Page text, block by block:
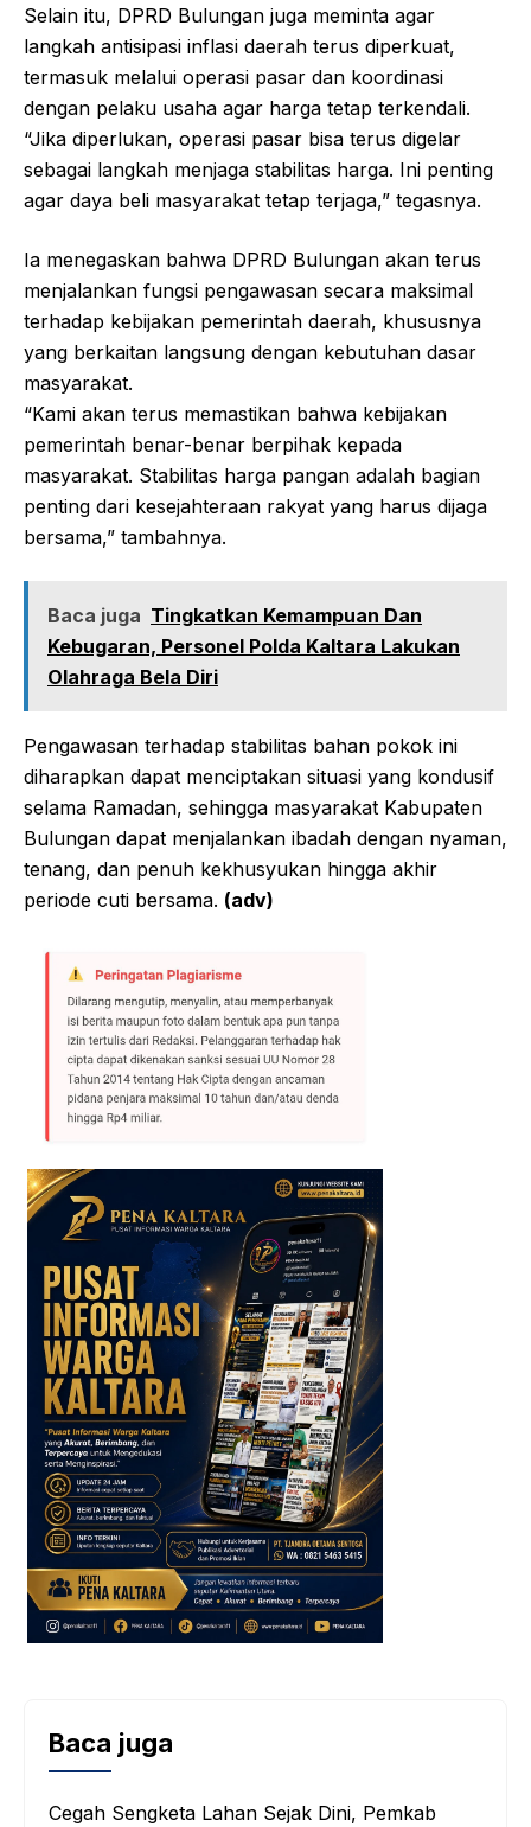
Selain itu, DPRD Bulungan juga meminta agar
langkah antisipasi inflasi daerah terus diperkuat,
termasuk melalui operasi pasar dan koordinasi
dengan pelaku usaha agar harga tetap terkendali.
“Jika diperlukan, operasi pasar bisa terus digelar
sebagai langkah menjaga stabilitas harga. Ini penting
agar daya beli masyarakat tetap terjaga,” tegasnya.
Ia menegaskan bahwa DPRD Bulungan akan terus
menjalankan fungsi pengawasan secara maksimal
terhadap kebijakan pemerintah daerah, khususnya
yang berkaitan langsung dengan kebutuhan dasar
masyarakat.
“Kami akan terus memastikan bahwa kebijakan
pemerintah benar-benar berpihak kepada
masyarakat. Stabilitas harga pangan adalah bagian
penting dari kesejahteraan rakyat yang harus dijaga
bersama,” tambahnya.
Baca juga Tingkatkan Kemampuan Dan
Kebugaran, Personel Polda Kaltara Lakukan
Olahraga Bela Diri
Pengawasan terhadap stabilitas bahan pokok ini
diharapkan dapat menciptakan situasi yang kondusif
selama Ramadan, sehingga masyarakat Kabupaten
Bulungan dapat menjalankan ibadah dengan nyaman,
tenang, dan penuh kekhusyukan hingga akhir
periode cuti bersama. (adv)
Baca juga
Cegah Sengketa Lahan Sejak Dini, Pemkab